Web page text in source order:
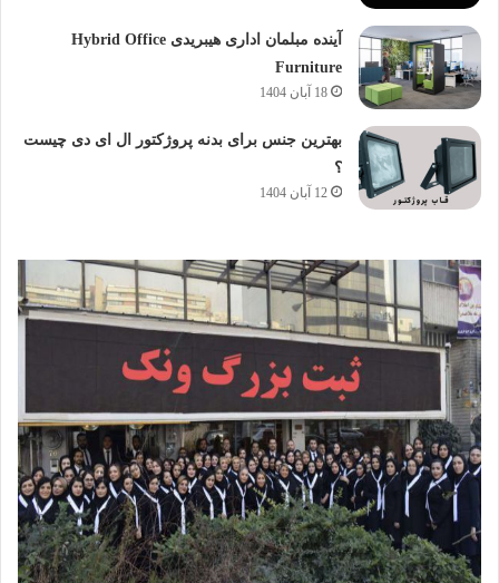
آینده مبلمان اداری هیبریدی Hybrid Office
Furniture
18 آبان 1404
بهترین جنس برای بدنه پروژکتور ال ای دی چیست
؟
12 آبان 1404